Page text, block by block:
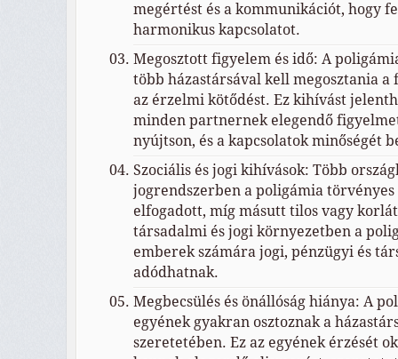
megértést és a kommunikációt, hogy
harmonikus kapcsolatot.
Megosztott figyelem és idő: A
több házastársával kell megosztania a
az érzelmi kötődést. Ez kihívást
minden partnernek elegendő
nyújtson, és a kapcsolatok minőségét
Szociális és jogi kihívások: Több
jogrendszerben a poligámia
elfogadott, míg másutt tilos vagy
társadalmi és jogi környezetben a
emberek számára jogi, pénzügyi és
adódhatnak.
Megbecsülés és önállóság hiánya: A
egyének gyakran osztoznak a
szeretetében. Ez az egyének érzését